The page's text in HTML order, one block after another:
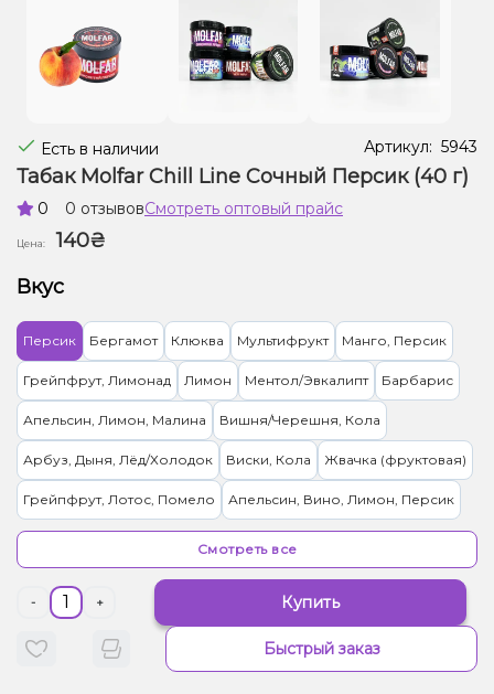
Есть в наличии Артикул: 5943
Табак Molfar Chill Line Сочный Персик (40 г)
0 0 отзывовСмотреть оптовый прайс
Цена:
140₴
Вкус
Персик Бергамот Клюква Мультифрукт Манго, Персик
Грейпфрут, Лимонад Лимон Ментол/Эвкалипт Барбарис
Апельсин, Лимон, Малина Вишня/Черешня, Кола
Арбуз, Дыня, Лёд/Холодок Виски, Кола Жвачка (фруктовая)
Грейпфрут, Лотос, Помело Апельсин, Вино, Лимон, Персик
Груша/Дюшес, Лёд/Холодок, Яблоко
Апельсин, Бергамот, Персик, Пряности/Специи
Виноград, Личи, Роза Кактус, Лайм, Лимонад, Огурец
Смотреть все
- + Купить
Быстрый заказ